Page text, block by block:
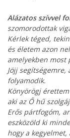
Alázatos szívvel
szomorodottak
Kérlek téged,
és életem azon
amelyekben most
Jöjj
folyamodik.
Könyörögj
aki az Ő hű
Erős pártfogóm,
eszközöld ki
hogy a